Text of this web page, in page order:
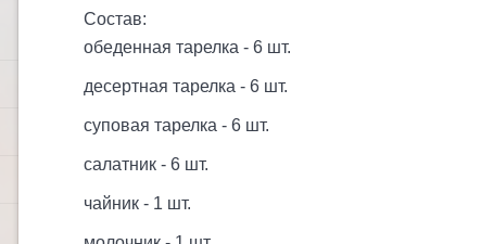
Состав:
обеденная тарелка - 6 шт.
десертная тарелка - 6 шт.
суповая тарелка - 6 шт.
салатник - 6 шт.
чайник - 1 шт.